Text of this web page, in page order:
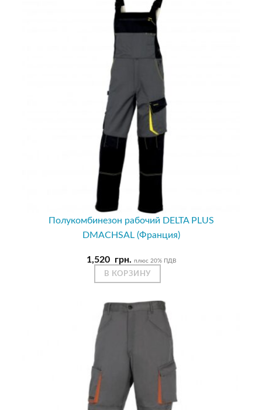
Полукомбинезон рабочий DELTA PLUS
DMACHSAL (Франция)
1,520 грн. плюс 20% ПДВ
В КОРЗИНУ